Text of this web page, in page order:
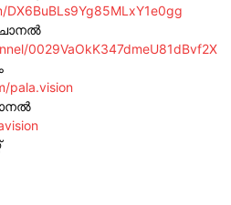
0029VaOkK347dmeU81dBvf2X
pala.vision